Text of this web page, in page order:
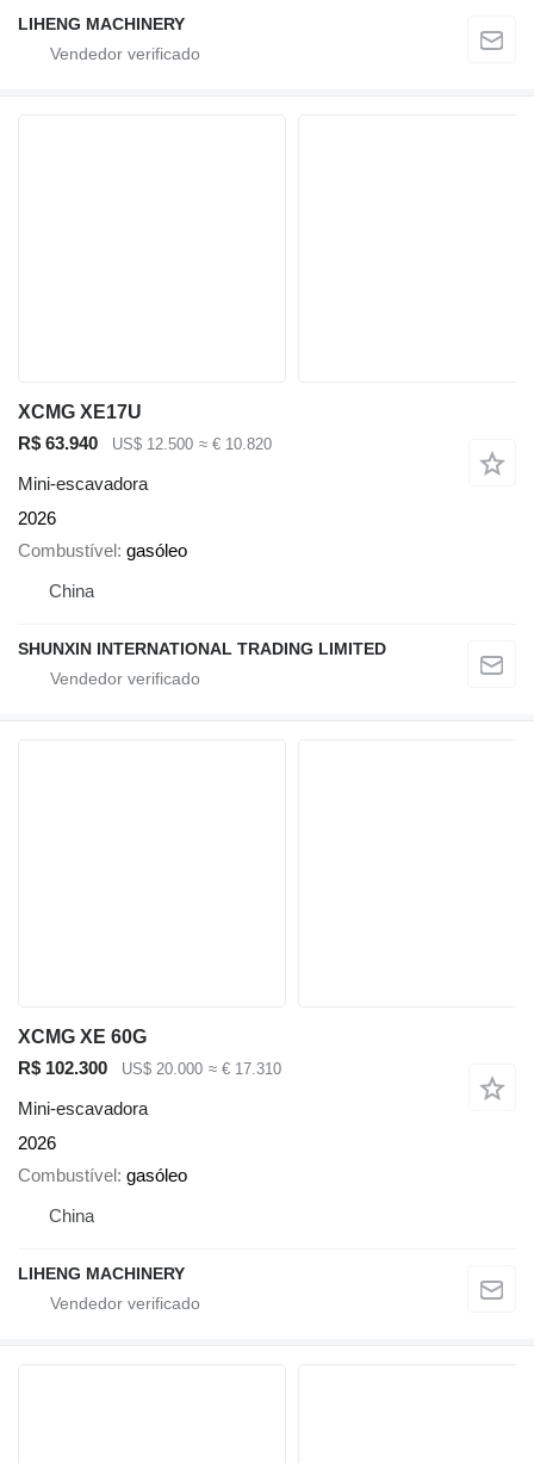
LIHENG MACHINERY
XCMG XE17U
R$ 63.940
US$ 12.500 ≈ € 10.820
Mini-escavadora
2026
Combustível gasóleo
China
SHUNXIN INTERNATIONAL TRADING LIMITED
XCMG XE 60G
R$ 102.300
US$ 20.000 ≈ € 17.310
Mini-escavadora
2026
Combustível gasóleo
China
LIHENG MACHINERY